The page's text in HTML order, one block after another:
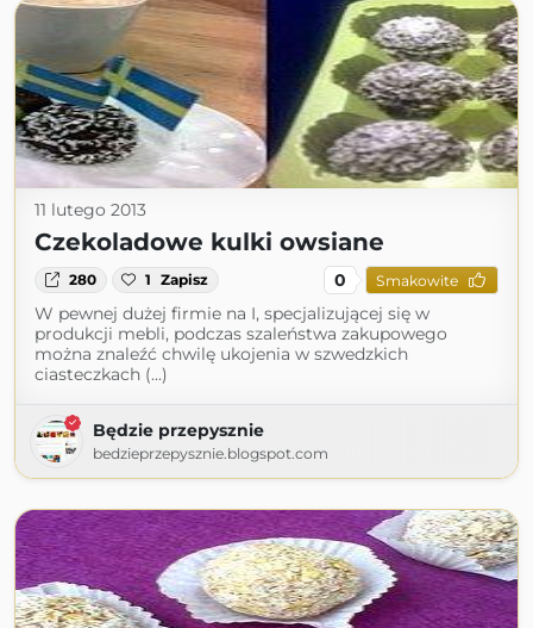
11 lutego 2013
Czekoladowe kulki owsiane
280 1 Zapisz 0 Smakowite
W pewnej dużej firmie na I, specjalizującej się w
produkcji mebli, podczas szaleństwa zakupowego
można znaleźć chwilę ukojenia w szwedzkich
ciasteczkach (...)
Będzie przepysznie
bedzieprzepysznie.blogspot.com